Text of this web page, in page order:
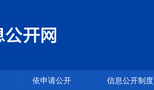
依申请公开 信息公开制度